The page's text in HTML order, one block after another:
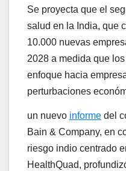
Se proyecta que el
salud en la India, que
10.000 nuevas
2028 a medida que
enfoque hacia
perturbaciones
un nuevo informe del
Bain & Company, en
riesgo indio centrado
HealthQuad,